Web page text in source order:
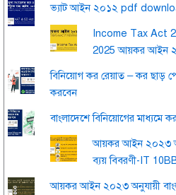
ভ্যাট আইন ২০১২ pdf
Income Tax Act
2025 আয়কর আইন
বিনিয়োগ কর রেয়াত – কর ছাড়
করবেন
বাংলাদেশে বিনিয়োগের
আয়কর আইন ২০২৩
ব্যয় বিবরণী-IT
আয়কর আইন ২০২৩ অনুযায়ী